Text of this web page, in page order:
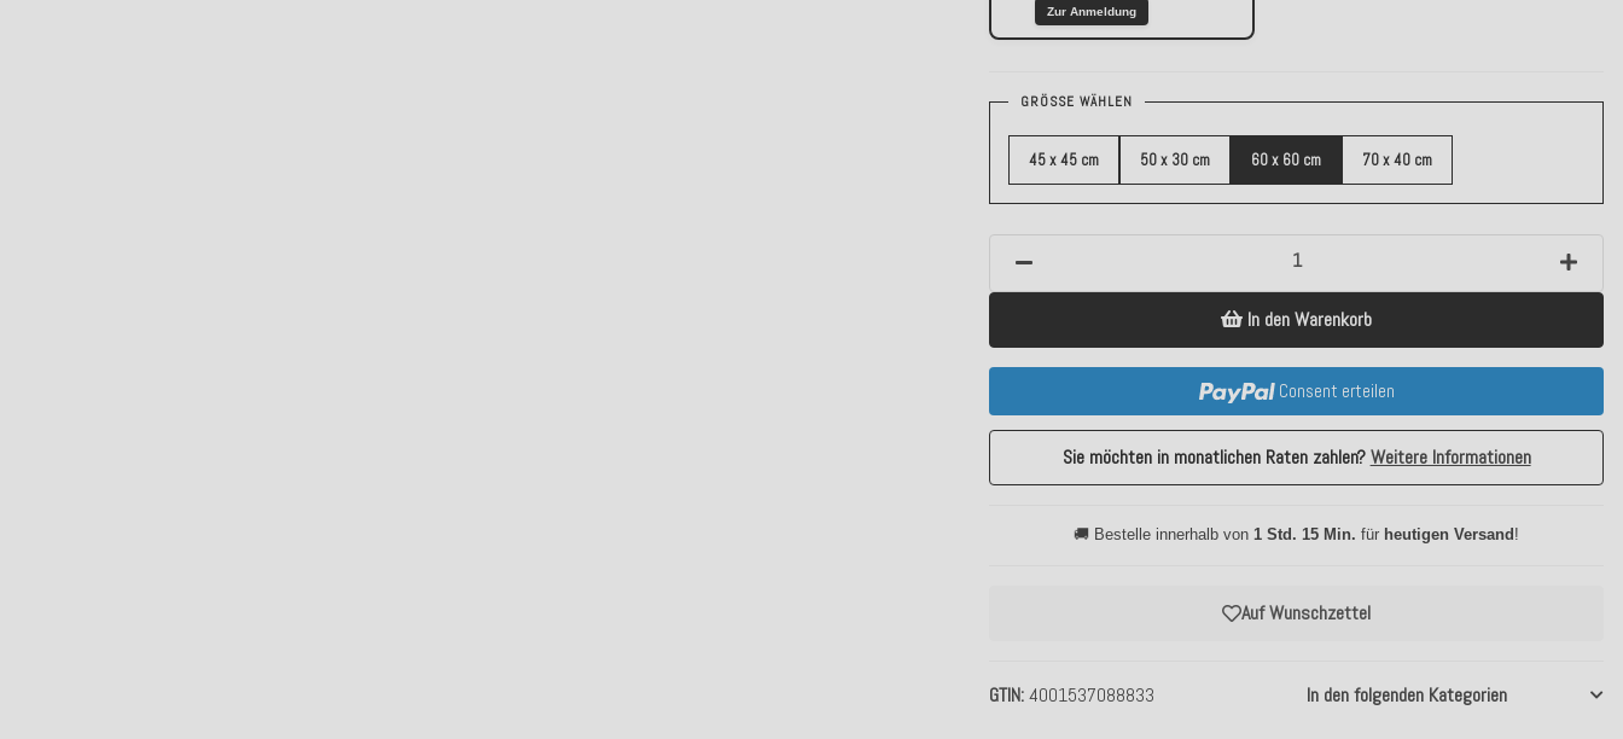
GTIN 4001537088833 In den folgenden Kategorien
Zur Anmeldung
Auf Wunschzettel
GRÖSSE WÄHLEN
45 x 45 cm 50 x 30 cm 60 x 60 cm 70 x 40 cm
In den Warenkorb
Consent erteilen
Sie möchten in monatlichen Raten zahlen?Weitere Informationen
🚚 Bestelle innerhalb von1 Std. 15 Min. für heutigen Versand !